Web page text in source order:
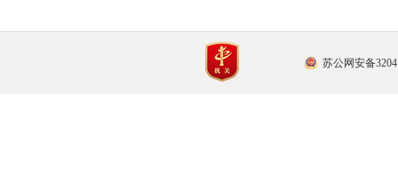
苏公网安备